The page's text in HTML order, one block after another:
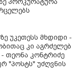
უკეთესს მხდიდი -
კი აგრძელებ
- თეონა კონტრიძე
"პოსტს" უძღვნის